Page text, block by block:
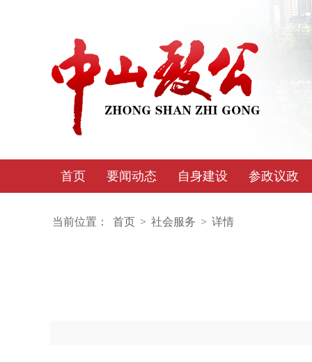
首页 要闻动态 自身建设 参政议政
当前位置： 首页 > 社会服务 > 详情